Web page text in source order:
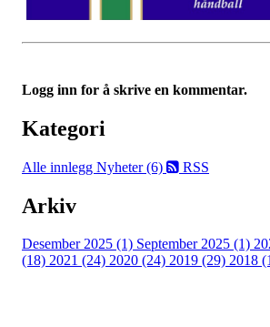
Logg inn for å skrive en kommentar.
Kategori
Alle innlegg Nyheter (6) RSS
Arkiv
Desember 2025 (1) September 2025 (1)
(18) 2021 (24) 2020 (24) 2019 (29) 2018